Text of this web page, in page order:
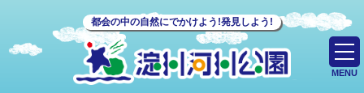
都会の中の自然にでかけよう!発見しよう!
MENU